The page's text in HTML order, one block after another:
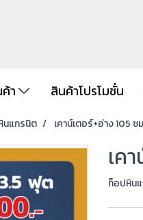
ค้า สินค้าโปรโมชั่น
นแกรนิต เคาน์เตอร์+อ่าง 105
เค
ท็อปหิน